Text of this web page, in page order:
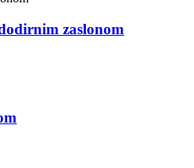
zaslonom